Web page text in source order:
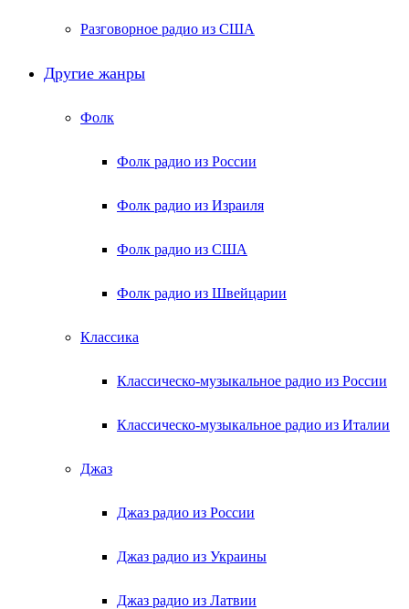
Разговорное радио из США
Другие жанры
Фолк
Фолк радио из России
Фолк радио из Израиля
Фолк радио из США
Фолк радио из Швейцарии
Классика
Классическо-музыкальное радио из России
Классическо-музыкальное радио из Италии
Джаз
Джаз радио из России
Джаз радио из Украины
Джаз радио из Латвии